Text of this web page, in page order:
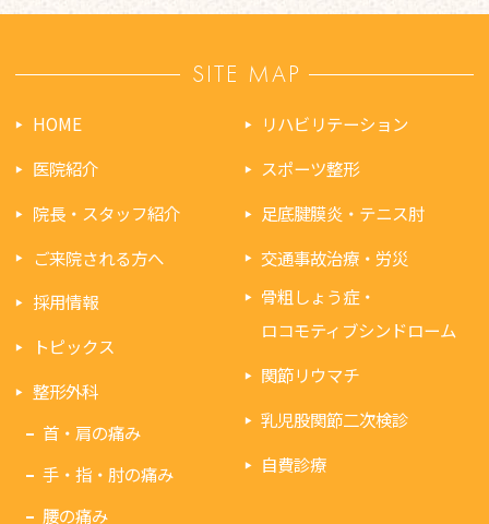
SITE MAP
HOME
医院紹介
院長・スタッフ紹介
ご来院される方へ
採用情報
トピックス
整形外科
首・肩の痛み
手・指・肘の痛み
腰の痛み
リハビリテーション
スポーツ整形
足底腱膜炎・テニス肘
交通事故治療・労災
骨粗しょう症・
ロコモティブシンドローム
関節リウマチ
乳児股関節二次検診
自費診療